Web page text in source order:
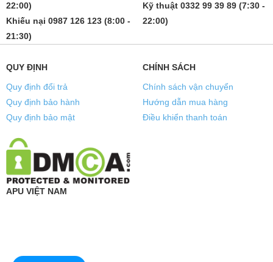
22:00)
Khiếu nại 0987 126 123 (8:00 -
21:30)
Kỹ thuật 0332 99 39 89 (7:30 -
22:00)
QUY ĐỊNH
Quy định đổi trả
Quy định bảo hành
Quy định bảo mật
CHÍNH SÁCH
Chính sách vận chuyển
Hướng dẫn mua hàng
Điều khiển thanh toán
APU VIỆT NAM